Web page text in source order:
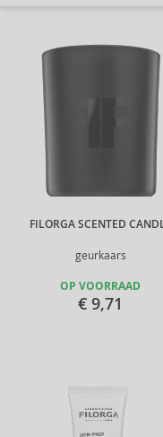
FILORGA SCENTED
geurkaars
OP VOORRAAD
€ 9,71